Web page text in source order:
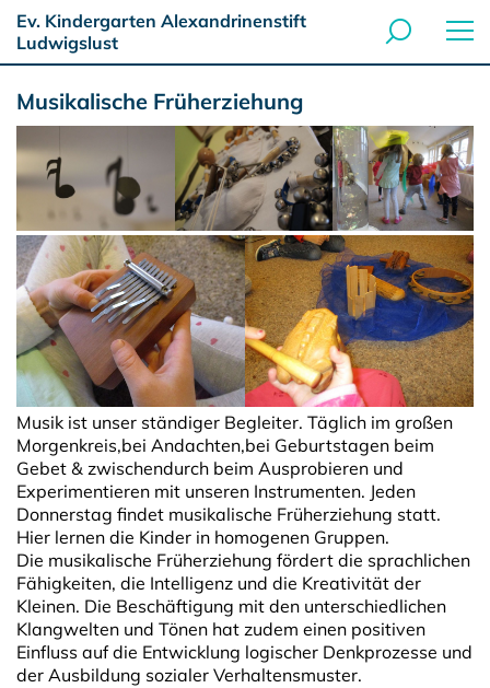
Ev. Kindergarten Alexandrinenstift
Ludwigslust
Musikalische Früherziehung
Musik ist unser ständiger Begleiter. Täglich im großen
Morgenkreis,bei Andachten,bei Geburtstagen beim
Gebet & zwischendurch beim Ausprobieren und
Experimentieren mit unseren Instrumenten. Jeden
Donnerstag findet musikalische Früherziehung statt.
Hier lernen die Kinder in homogenen Gruppen.
Die musikalische Früherziehung fördert die sprachlichen
Fähigkeiten, die Intelligenz und die Kreativität der
Kleinen. Die Beschäftigung mit den unterschiedlichen
Klangwelten und Tönen hat zudem einen positiven
Einfluss auf die Entwicklung logischer Denkprozesse und
der Ausbildung sozialer Verhaltensmuster.